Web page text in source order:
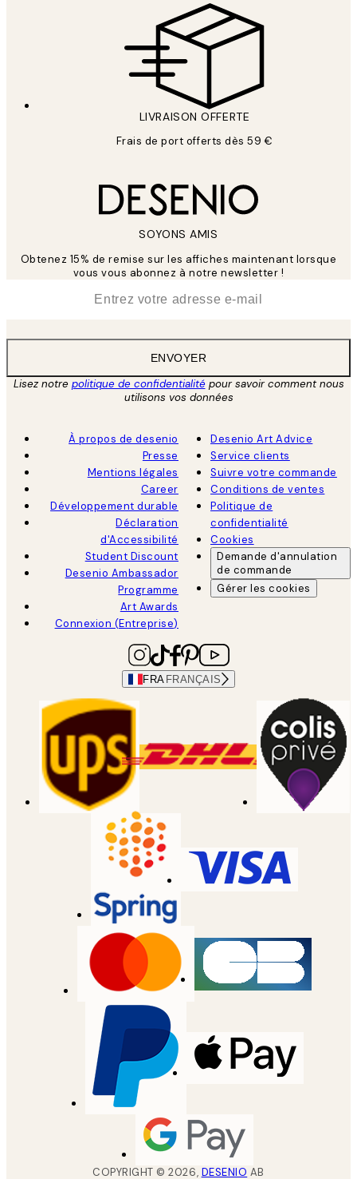
LIVRAISON OFFERTE
Frais de port offerts dès 59 €
SOYONS AMIS
Obtenez 15% de remise sur les affiches maintenant lorsque
vous vous abonnez à notre newsletter !
ENVOYER
Lisez notre politique de confidentialitépour savoir comment nous
utilisons vos données
À propos de desenio
Presse
Mentions légales
Career
Développement durable
Déclaration
d'Accessibilité
Student Discount
Desenio Ambassador
Programme
Art Awards
Connexion (Entreprise)
Desenio Art Advice
Service clients
Suivre votre commande
Conditions de ventes
Politique de
confidentialité
Cookies
Demande d'annulation
de commande
Gérer les cookies
FRA FRANÇAIS
COPYRIGHT ©2026, DESENIO AB